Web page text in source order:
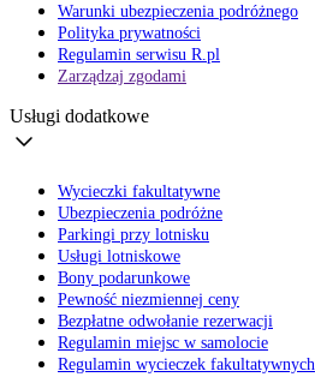
Warunki ubezpieczenia podróżnego
Polityka prywatności
Regulamin serwisu R.pl
Zarządzaj zgodami
Usługi dodatkowe
Wycieczki fakultatywne
Ubezpieczenia podróżne
Parkingi przy lotnisku
Usługi lotniskowe
Bony podarunkowe
Pewność niezmiennej ceny
Bezpłatne odwołanie rezerwacji
Regulamin miejsc w samolocie
Regulamin wycieczek fakultatywnych